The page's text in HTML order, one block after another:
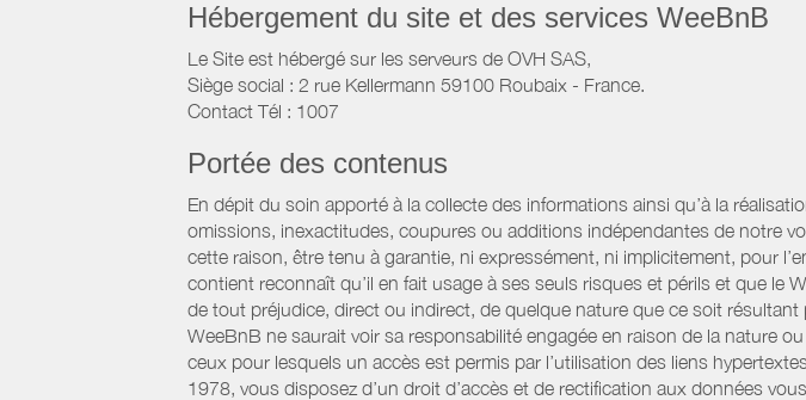
Hébergement du site et des services WeeBnB
Le Site est hébergé sur les serveurs de OVH SAS,
Siège social : 2 rue Kellermann 59100 Roubaix - France.
Contact Tél : 1007
Portée des contenus
En dépit du soin apporté à la collecte des informations ainsi qu’à la
omissions, inexactitudes, coupures ou additions indépendantes de notre
cette raison, être tenu à garantie, ni expressément, ni implicitement, pour
contient reconnaît qu’il en fait usage à ses seuls risques et périls et que le
de tout préjudice, direct ou indirect, de quelque nature que ce soit
WeeBnB ne saurait voir sa responsabilité engagée en raison de la nature
ceux pour lesquels un accès est permis par l’utilisation des liens
1978, vous disposez d’un droit d’accès et de rectification aux données